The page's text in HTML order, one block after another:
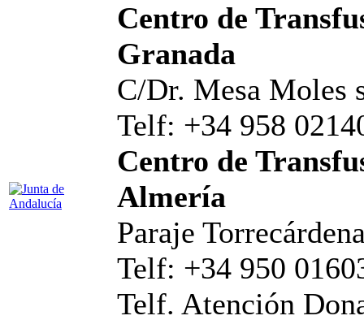
Centro de
Granada
C/Dr. Mesa Moles
Telf: +34 958
Centro de
Almería
Paraje
Telf: +34 950
Telf. Atención